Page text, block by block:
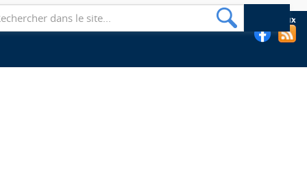
Suivez les bibliothèques de l'EHESP sur les réseaux sociaux